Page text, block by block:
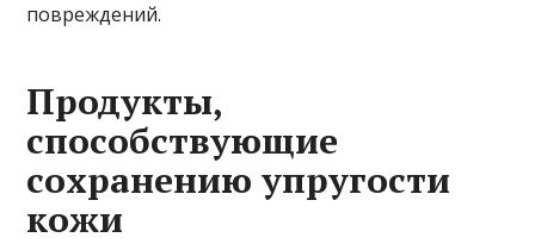
повреждений.
Продукты,
способствующие
сохранению упругости
кожи